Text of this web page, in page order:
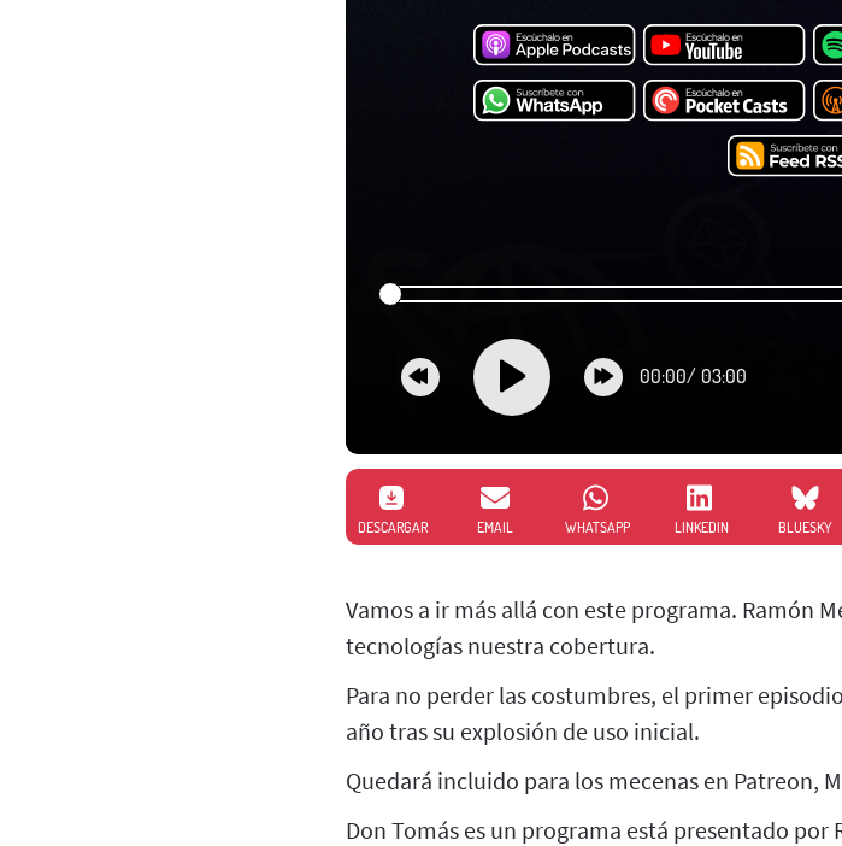
00:00/ 03:00
DESCARGAR EMAIL WHATSAPP LINKEDIN BLUESKY
Vamos a ir más allá con este programa. Ramón
tecnologías nuestra cobertura.
Para no perder las costumbres, el primer
año tras su explosión de uso inicial.
Quedará incluido para los mecenas en Patreon,
Don Tomás es un programa está presentado por